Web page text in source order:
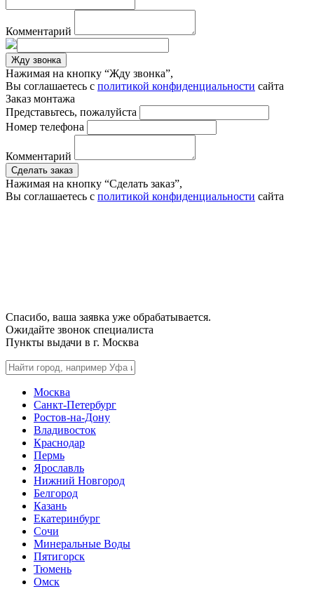
Комментарий
Жду звонка
Нажимая на кнопку “Жду звонка”,
Вы соглашаетесь с политикой конфиденциальности сайта
Заказ монтажа
Представьтесь, пожалуйста
Номер телефона
Комментарий
Сделать заказ
Нажимая на кнопку “Сделать заказ”,
Вы соглашаетесь с политикой конфиденциальности сайта
Спасибо, ваша заявка уже обрабатывается.
Ожидайте звонок специалиста
Пункты выдачи в г. Москва
Москва
Санкт-Петербург
Ростов-на-Дону
Владивосток
Краснодар
Пермь
Ярославль
Нижний Новгород
Белгород
Казань
Екатеринбург
Сочи
Минеральные Воды
Пятигорск
Тюмень
Омск